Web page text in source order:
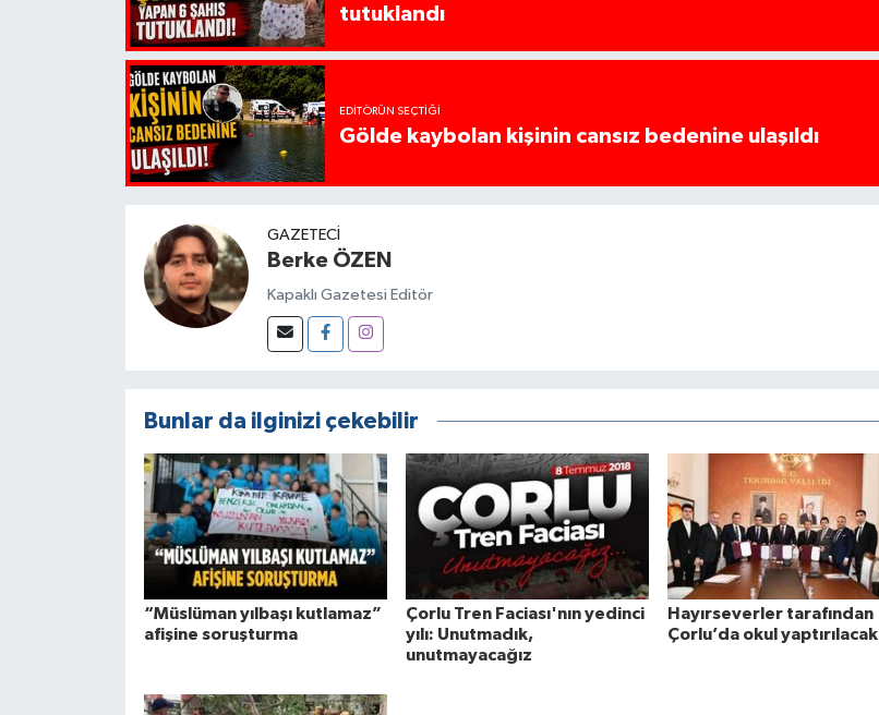
tutuklandı
EDITÖRÜN SEÇTIĞI
Gölde kaybolan kişinin cansız bedenine ulaşıldı
GAZETECI
Berke ÖZEN
Kapaklı Gazetesi Editör
Bunlar da ilginizi çekebilir
“Müslüman yılbaşı kutlamaz”
afişine soruşturma
Çorlu Tren Faciası'nın yedinci
yılı: Unutmadık,
unutmayacağız
Hayırseverler tarafından
Çorlu’da okul yaptırılacak